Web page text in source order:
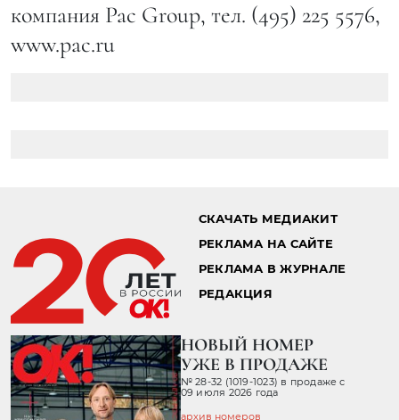
компания Pac Group, тел. (495) 225 5576,
www.pac.ru
СКАЧАТЬ МЕДИАКИТ
РЕКЛАМА НА САЙТЕ
РЕКЛАМА В ЖУРНАЛЕ
РЕДАКЦИЯ
НОВЫЙ НОМЕР
УЖЕ В ПРОДАЖЕ
№ 28-32 (1019-1023) в продаже с
09 июля 2026 года
архив номеров